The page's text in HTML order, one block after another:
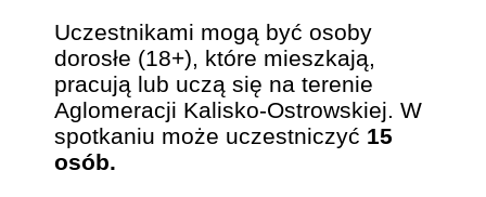
Uczestnikami mogą być osoby
dorosłe (18+), które mieszkają,
pracują lub uczą się na terenie
Aglomeracji Kalisko-Ostrowskiej. W
spotkaniu może uczestniczyć 15
osób.